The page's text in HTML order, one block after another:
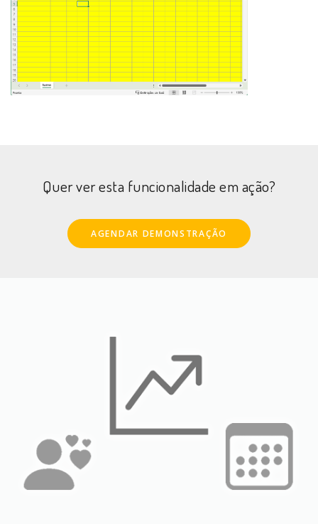
Quer ver esta funcionalidade em ação?
AGENDAR DEMONSTRAÇÃO